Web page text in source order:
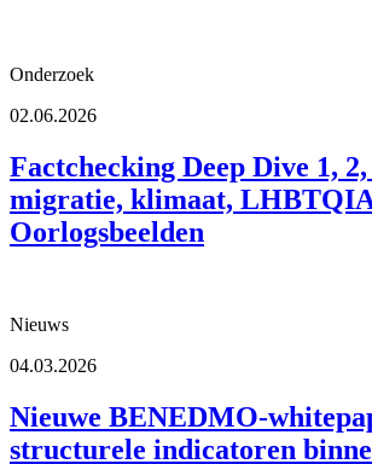
Onderzoek
02.06.2026
Factchecking Deep Dive 1, 2,
migratie, klimaat,
Oorlogsbeelden
Nieuws
04.03.2026
Nieuwe
structurele indicatoren